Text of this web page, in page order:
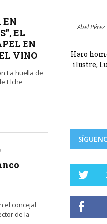
EN
EL
EN
VINO
La huella de
Elche
el concejal
de la
yo y la culpa de los ...
nuevo abuso»
en la
Abel
Haro
ilustre,